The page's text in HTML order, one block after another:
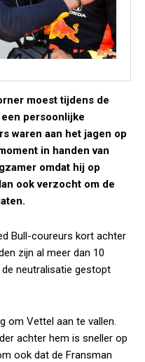
moest tijdens de
persoonlijke
waren aan het jagen op
in handen van
omdat hij op
ook verzocht om de
Bull-coureurs kort achter
zijn al meer dan 10
neutralisatie gestopt
om Vettel aan te vallen.
achter hem is sneller op
ook dat de Fransman